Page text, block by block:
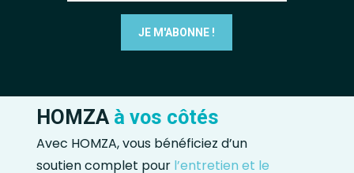
HOMZA à vos côtés
Avec HOMZA, vous bénéficiez d’un
soutien complet pour l’entretien et le